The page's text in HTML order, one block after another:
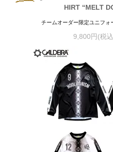
HIRT “MELT
チームオーダー限定ユニフォ
9,800円(税